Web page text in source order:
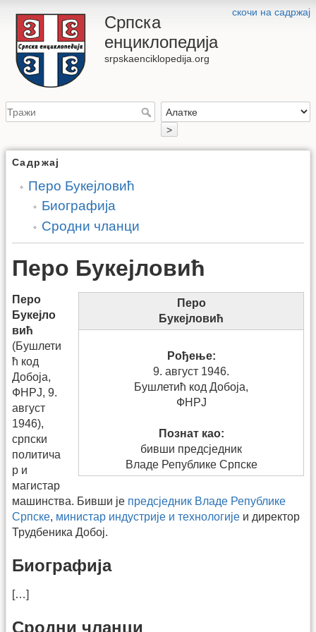
скочи на садржај
Српска
енциклопедија
srpskaenciklopedija.org
>
Садржај
Перо Букејловић
Биографија
Сродни чланци
Перо Букејловић
Перо
Букејловић
Рођење:
9. август 1946.
Бушлетић код Добоја,
ФНРЈ
Познат као:
бивши предсједник
Владе Републике Српске
Перо
Букејло
вић
(Бушлети
ћ код
Добоја,
ФНРЈ, 9.
август
1946),
српски
политича
р и
магистар
машинства. Бивши је предсједник Владе Републике
Српске, министар индустрије и технологије и директор
Трудбеника Добој.
Биографија
[…]
Сродни чланци